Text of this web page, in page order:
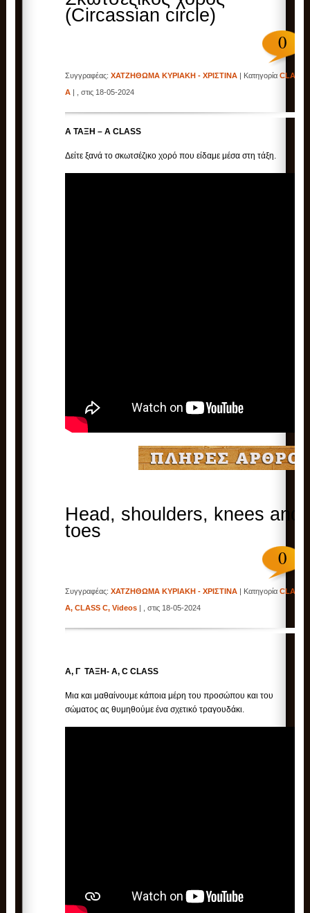
(Circassian circle)
0
Συγγραφέας:ΧΑΤΖΗΘΩΜΑ ΚΥΡΙΑΚΗ - ΧΡΙΣΤΙΝΑ | ΚατηγορίαCLASS
A | , στις 18-05-2024
Α ΤΑΞΗ – A CLASS
Δείτε ξανά το σκωτσέζικο χορό που είδαμε μέσα στη τάξη.
Head, shoulders, knees and
toes
0
Συγγραφέας:ΧΑΤΖΗΘΩΜΑ ΚΥΡΙΑΚΗ - ΧΡΙΣΤΙΝΑ | ΚατηγορίαCLASS
A,CLASS C,Videos | , στις 18-05-2024
A, Γ ΤΑΞΗ- A, C CLASS
Μια και μαθαίνουμε κάποια μέρη του προσώπου και του
σώματος ας θυμηθούμε ένα σχετικό τραγουδάκι.